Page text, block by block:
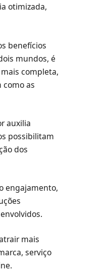
otimizada,
benefícios
mundos, é
completa,
como as
auxilia
possibilitam
dos
engajamento,
mais
serviço